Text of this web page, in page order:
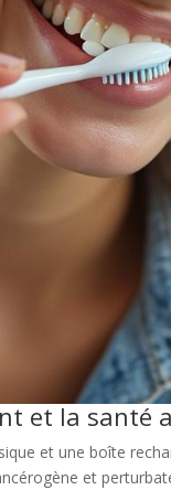
et la santé
et une boîte
et